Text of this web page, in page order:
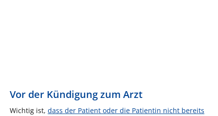
Vor der Kündigung zum Arzt
Wichtig ist, dass der Patient oder die Patientin nicht bereits